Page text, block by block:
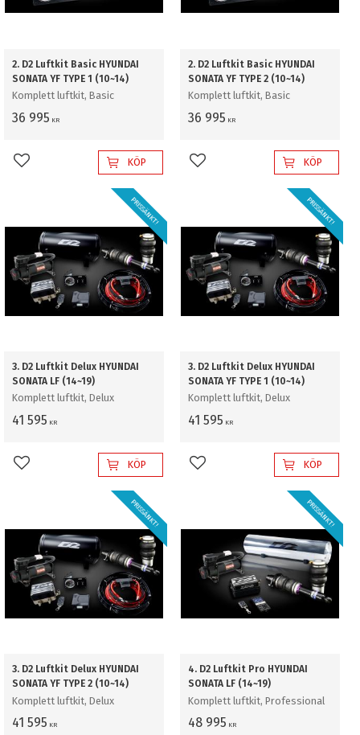
2. D2 Luftkit Basic HYUNDAI
SONATA YF TYPE 1 (10~14)
Komplett luftkit, Basic
36 995 KR
Lägg till i favoriterKÖP
2. D2 Luftkit Basic HYUNDAI
SONATA YF TYPE 2 (10~14)
Komplett luftkit, Basic
36 995 KR
Lägg till i favoriterKÖP
3. D2 Luftkit Delux HYUNDAI
SONATA LF (14~19)
Komplett luftkit, Delux
41 595 KR
PRISSÄNKT!
Lägg till i favoriterKÖP
3. D2 Luftkit Delux HYUNDAI
SONATA YF TYPE 1 (10~14)
Komplett luftkit, Delux
41 595 KR
PRISSÄNKT!
Lägg till i favoriterKÖP
3. D2 Luftkit Delux HYUNDAI
SONATA YF TYPE 2 (10~14)
Komplett luftkit, Delux
41 595 KR
PRISSÄNKT!
4. D2 Luftkit Pro HYUNDAI
SONATA LF (14~19)
Komplett luftkit, Professional
48 995 KR
PRISSÄNKT!